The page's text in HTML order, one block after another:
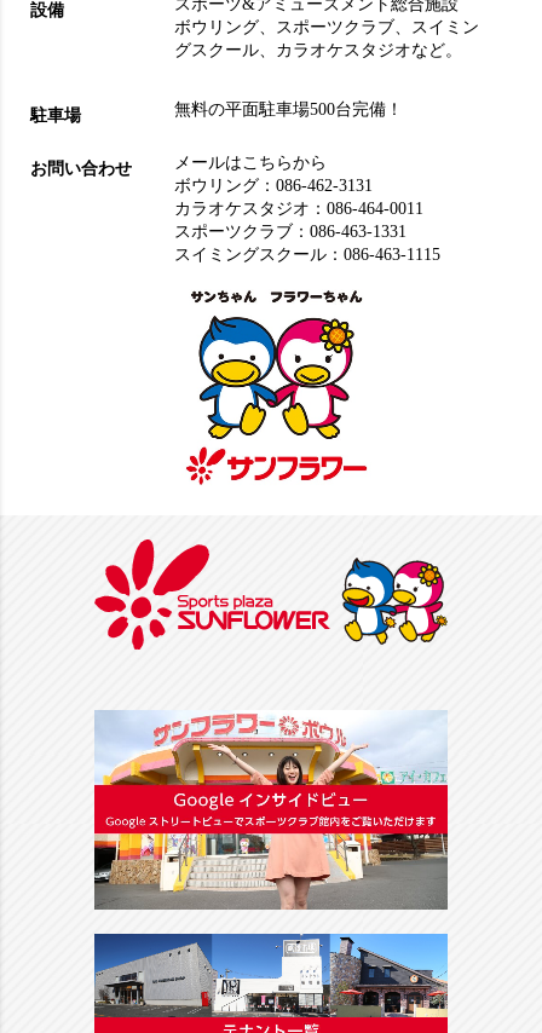
設備
スポーツ&アミューズメント総合施設
ボウリング
スポーツクラブ
スイミン
グスクール
カラオケスタジオなど。
駐車場 無料の平面駐車場500台完備！
お問い合わせ
メールはこちらから
ボウリング：086-462-3131
カラオケスタジオ：086-464-0011
スポーツクラブ：086-463-1331
スイミングスクール：086-463-1115